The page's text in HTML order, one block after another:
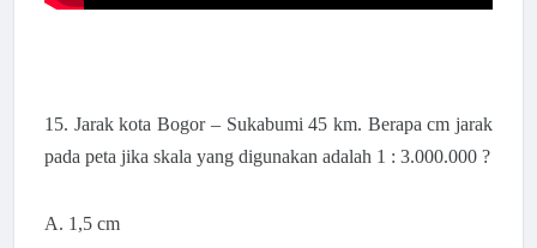
15. Jarak kota Bogor – Sukabumi 45 km. Berapa cm jarak
pada peta jika skala yang digunakan adalah 1 : 3.000.000 ?
A. 1,5 cm